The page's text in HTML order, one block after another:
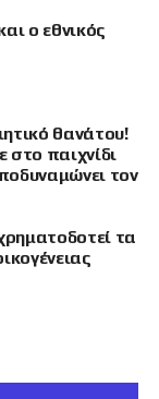
ο εθνικός
θανάτου!
στο παιχνίδι
τον
τα